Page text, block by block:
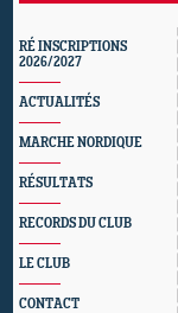
RÉ INSCRIPTIONS
2026/2027
ACTUALITÉS
MARCHE NORDIQUE
RÉSULTATS
RECORDS DU CLUB
LE CLUB
CONTACT